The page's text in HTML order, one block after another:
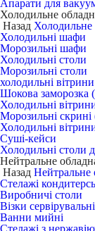
Апарати для
Холодильне
Назад Холодильне
Холодильні шафи
Морозильні шафи
Холодильні столи
Морозильні столи
холодильні
Шокова заморозка
Холодильні
Морозильні
Холодильні
Суші-кейси
Холодильні столи
Нейтральне
Назад Нейтральне
Стелажі
Виробничі столи
Візки сервірувальні
Ванни мийні
Стелажі з